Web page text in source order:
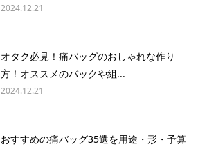
2024.12.21
オタク必見！痛バッグのおしゃれな作り
方！オススメのバックや組...
2024.12.21
おすすめの痛バッグ35選を用途・形・予算